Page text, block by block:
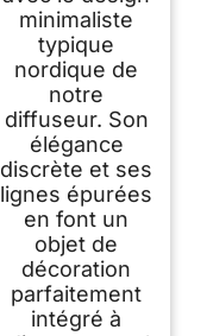
minimaliste
typique
nordique de
notre
diffuseur. Son
élégance
discrète et ses
lignes épurées
en font un
objet de
décoration
parfaitement
intégré à